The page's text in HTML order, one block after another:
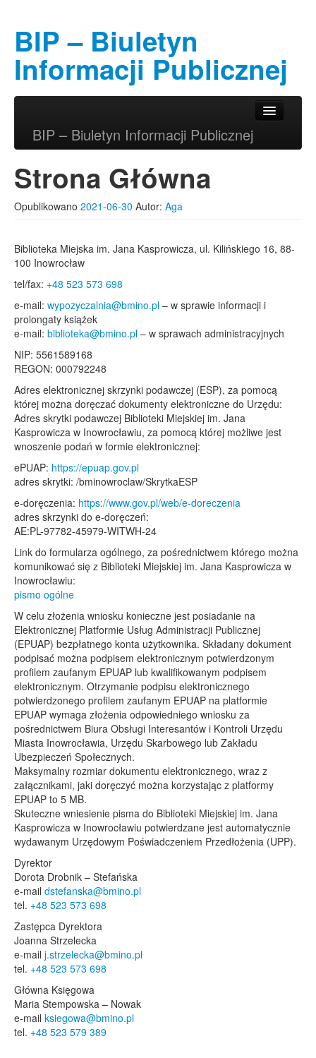
BIP – Biuletyn
Informacji Publicznej
BIP – Biuletyn Informacji Publicznej
Strona Główna
Opublikowano 2021-06-30 Autor: Aga
Biblioteka Miejska im. Jana Kasprowicza, ul. Kilińskiego 16, 88-
100 Inowrocław
tel/fax: +48 523 573 698
e-mail: wypozyczalnia@bmino.pl – w sprawie informacji i
prolongaty książek
e-mail: biblioteka@bmino.pl – w sprawach administracyjnych
NIP: 5561589168
REGON: 000792248
Adres elektronicznej skrzynki podawczej (ESP), za pomocą
której można doręczać dokumenty elektroniczne do Urzędu:
Adres skrytki podawczej Biblioteki Miejskiej im. Jana
Kasprowicza w Inowrocławiu, za pomocą której możliwe jest
wnoszenie podań w formie elektronicznej:
ePUAP: https://epuap.gov.pl
adres skrytki: /bminowroclaw/SkrytkaESP
e-doręczenia: https://www.gov.pl/web/e-doreczenia
adres skrzynki do e-doręczeń:
AE:PL-97782-45979-WITWH-24
Link do formularza ogólnego, za pośrednictwem którego można
komunikować się z Biblioteki Miejskiej im. Jana Kasprowicza w
Inowrocławiu:
pismo ogólne
W celu złożenia wniosku konieczne jest posiadanie na
Elektronicznej Platformie Usług Administracji Publicznej
(EPUAP) bezpłatnego konta użytkownika. Składany dokument
podpisać można podpisem elektronicznym potwierdzonym
profilem zaufanym EPUAP lub kwalifikowanym podpisem
elektronicznym. Otrzymanie podpisu elektronicznego
potwierdzonego profilem zaufanym EPUAP na platformie
EPUAP wymaga złożenia odpowiedniego wniosku za
pośrednictwem Biura Obsługi Interesantów i Kontroli Urzędu
Miasta Inowrocławia, Urzędu Skarbowego lub Zakładu
Ubezpieczeń Społecznych.
Maksymalny rozmiar dokumentu elektronicznego, wraz z
załącznikami, jaki doręczyć można korzystając z platformy
EPUAP to 5 MB.
Skuteczne wniesienie pisma do Biblioteki Miejskiej im. Jana
Kasprowicza w Inowrocławiu potwierdzane jest automatycznie
wydawanym Urzędowym Poświadczeniem Przedłożenia (UPP).
Dyrektor
Dorota Drobnik – Stefańska
e-mail dstefanska@bmino.pl
tel. +48 523 573 698
Zastępca Dyrektora
Joanna Strzelecka
e-mail j.strzelecka@bmino.pl
tel. +48 523 573 698
Główna Księgowa
Maria Stempowska – Nowak
e-mail ksiegowa@bmino.pl
tel. +48 523 579 389